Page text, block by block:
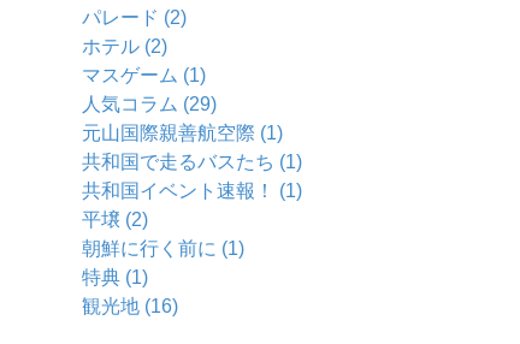
パレード (2)
ホテル (2)
マスゲーム (1)
人気コラム (29)
元山国際親善航空際 (1)
共和国で走るバスたち (1)
共和国イベント速報！ (1)
平壌 (2)
朝鮮に行く前に (1)
特典 (1)
観光地 (16)